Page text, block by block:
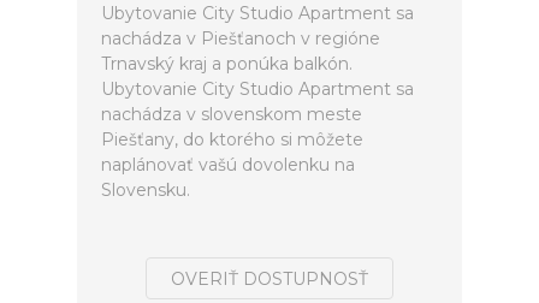
Ubytovanie City Studio Apartment sa
nachádza v Piešťanoch v regióne
Trnavský kraj a ponúka balkón.
Ubytovanie City Studio Apartment sa
nachádza v slovenskom meste
Piešťany, do ktorého si môžete
naplánovať vašú dovolenku na
Slovensku.
OVERIŤ DOSTUPNOSŤ